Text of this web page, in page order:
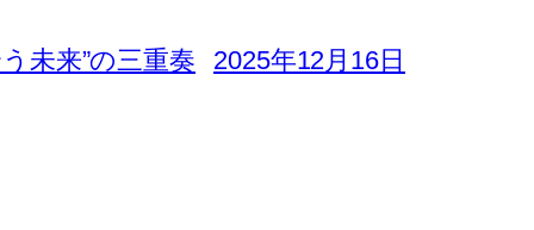
未来”の三重奏 2025年12月16日